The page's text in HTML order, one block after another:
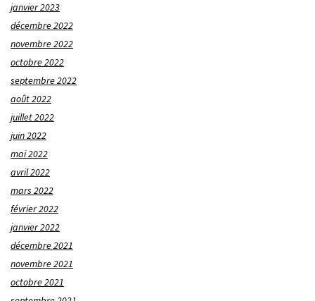
janvier 2023
décembre 2022
novembre 2022
octobre 2022
septembre 2022
août 2022
juillet 2022
juin 2022
mai 2022
avril 2022
mars 2022
février 2022
janvier 2022
décembre 2021
novembre 2021
octobre 2021